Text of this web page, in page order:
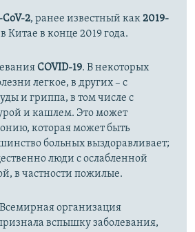
CoV-2, ранее известный как2019-
Китае в конце 2019 года.
COVID-19. В некоторых
легкое, в других – с
и гриппа, в том числе с
и кашлем. Это может
которая может быть
больных выздоравливает;
люди с ослабленной
в частности пожилые.
Всемирная организация
вспышку заболевания,